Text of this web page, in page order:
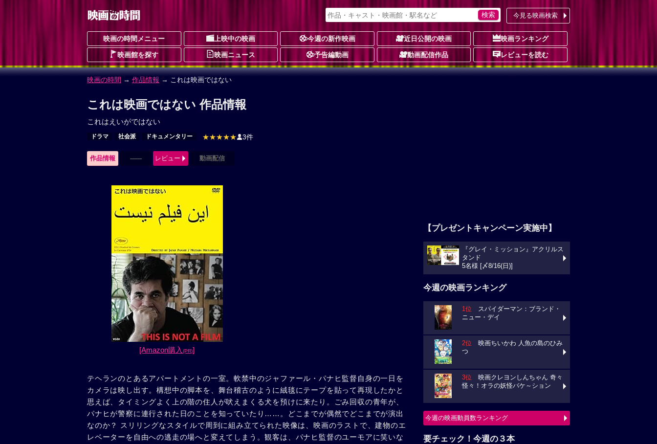
今見る映画検索
映画の時間メニュー 上映中の映画 今週の新作映画 近日公開の映画 映画ランキング
映画館を探す 映画ニュース 予告編動画 動画配信作品 レビューを読む
映画の時間 → 作品情報 → これは映画ではない
これは映画ではない 作品情報
これはえいがではない
ドラマ 社会派 ドキュメンタリー ★★★★★ 3件
作品情報 ------ レビュー 動画配信
[Amazon購入(PR)]
テヘランのとあるアパートメントの一室。軟禁中のジャファール・パナヒ監督自身の一日を
カメラは映し出す。構想中の脚本を、舞台稽古のように絨毯にテープを貼って再現したかと
思えば、タイミングよく上の階の住人が吠えまくる犬を預けに来たり。ごみ回収の青年が、
パナヒが警察に連行された日のことを知っていたり……。どこまでが偶然でどこまでが演出
なのか？ スリリングなスタイルで周到に組み立てられた映像は、映画のラストで、建物のエ
レベーターを自由への逃走の場へと変えてしまう。観客は、パナヒ監督のユーモアに笑いな
【プレゼントキャンペーン実施中】
『グレイ・ミッション』アクリルス
タンド
5名様 [〆8/16(日)]
今週の映画ランキング
1位 スパイダーマン：ブランド・
ニュー・デイ
2位 映画ちいかわ 人魚の島のひみ
つ
3位 映画クレヨンしんちゃん 奇々
怪々！オラの妖怪バケ～ション
今週の映画動員数ランキング
要チェック！今週の３本